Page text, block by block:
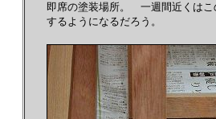
即席の塗装場所。 一週間近くはこ
するようになるだろう。